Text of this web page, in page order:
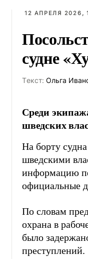
12 АПРЕЛЯ 2026,
судне
Tекст: Ольга
Среди
шведских
На борту
шведскими
информацию
официальные
По словам
охрана в
было
преступлений.